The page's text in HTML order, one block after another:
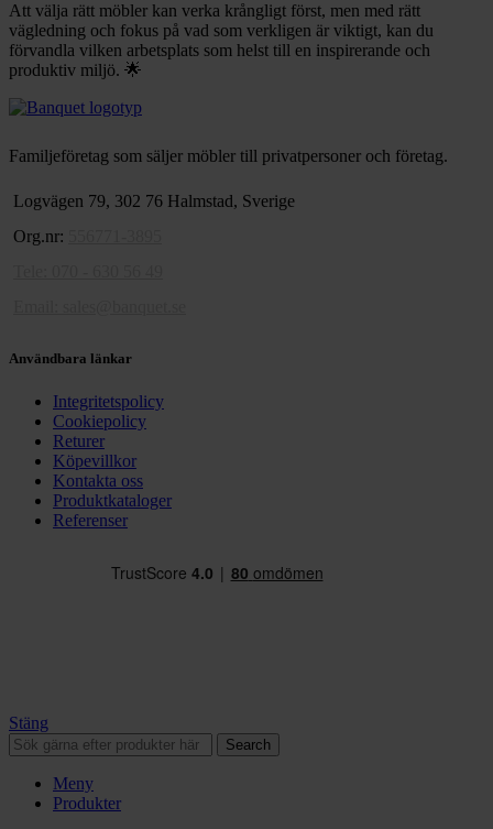
Att välja rätt möbler kan verka krångligt först, men med rätt
vägledning och fokus på vad som verkligen är viktigt, kan du
förvandla vilken arbetsplats som helst till en inspirerande och
produktiv miljö. 🌟
Familjeföretag som säljer möbler till privatpersoner och företag.
Logvägen 79, 302 76 Halmstad, Sverige
Org.nr:
Användbara länkar
Integritetspolicy
Cookiepolicy
Returer
Köpevillkor
Kontakta oss
Produktkataloger
Referenser
Stäng
Search
Meny
Produkter